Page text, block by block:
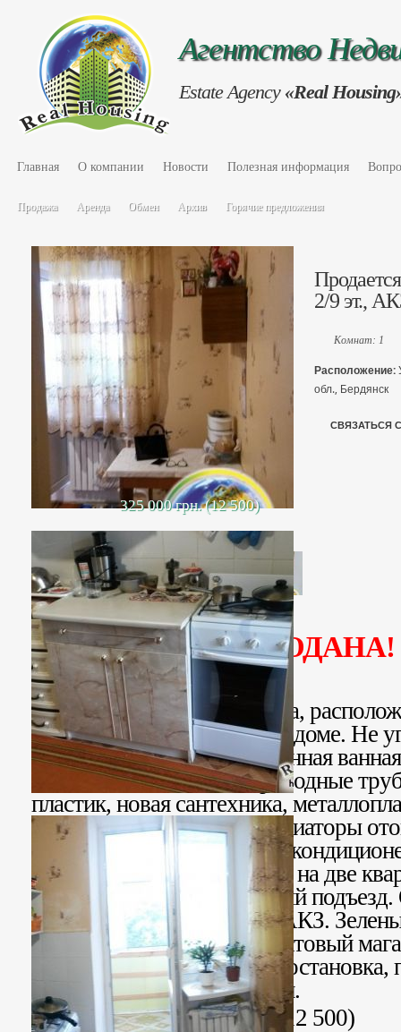
Агентство
Estate Agency «Real
Главная О компании Новости Полезная информация
Продажа Аренда Обмен Архив Горячие предложения
325 000 грн. (12 500)
2/9 эт.,
Комнат: 1
Расположение:
обл., Бердянск
СВЯЗАТЬСЯ
ПРОДАНА!
Продается 1-комн. квартира,
девятиэтажном кирпичном доме. Не
кухня и коридор. Совмещенная
выход на балкон. Водопроводные
пластик, новая сантехника,
балконный блок, новые радиаторы
входная дверь. Установлен
бойлера. Домофон. Тамбур на две
хорошем состоянии. Чистый
находится в микрорайоне АКЗ.
площадками. Рядом продуктовый
детский садик, автобусная
Море в пешей доступности.
Стоимость: 325 000 грн. (12 500)